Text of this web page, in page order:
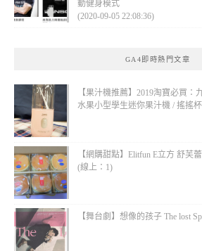
動健身模式
(2020-09-05 22:08:36)
GA4即時熱門文章
【果汁機推薦】2019淘寶必買：
水果小型學生迷你果汁機 / 搖搖
【網購甜點】Elitfun E立方 舒芙
(線上：1)
【舞台劇】想像的孩子 The lost